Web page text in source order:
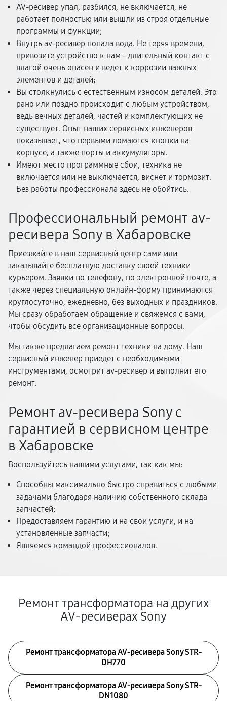
AV-ресивер упал, разбился, не включается, не
работает полностью или вышли из строя отдельные
программы и функции;
Внутрь av-ресивер попала вода. Не теряя времени,
привозите устройство к нам - длительный контакт с
влагой очень опасен и ведет к коррозии важных
элементов и деталей;
Вы столкнулись с естественным износом деталей. Это
рано или поздно происходит с любым устройством,
ведь вечных деталей, частей и комплектующих не
существует. Опыт наших сервисных инженеров
показывает, что первыми ломаются кнопки на
корпусе, а также порты и аккумуляторы.
Имеют место программные сбои, техника не
включается или не выключается, виснет и тормозит.
Без работы профессионала здесь не обойтись.
Профессиональный ремонт av-
ресивера Sony в Хабаровске
Приезжайте в наш сервисный центр сами или
заказывайте бесплатную доставку своей техники
курьером. Заявки по телефону, по электронной почте, а
также через специальную онлайн-форму принимаются
круглосуточно, ежедневно, без выходных и праздников.
Мы сразу обработаем обращение и свяжемся с вами,
чтобы обсудить все организационные вопросы.
Мы также предлагаем ремонт техники на дому. Наш
сервисный инженер приедет с необходимыми
инструментами, осмотрит av-ресивер и выполнит его
ремонт.
Ремонт av-ресивера Sony с
гарантией в сервисном центре
в Хабаровске
Воспользуйтесь нашими услугами, так как мы:
Способны максимально быстро справиться с любыми
задачами благодаря наличию собственного склада
запчастей;
Предоставляем гарантию и на свои услуги, и на
установленные запчасти;
Являемся командой профессионалов.
Ремонт трансформатора на других
AV-ресиверах Sony
Ремонт трансформатора AV-ресивера Sony STR-
DH770
Ремонт трансформатора AV-ресивера Sony STR-
DN1080